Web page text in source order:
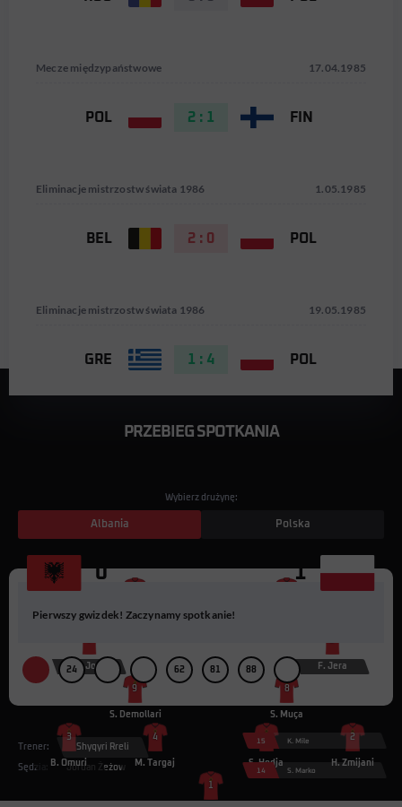
Mecze międzypaństwowe 17.04.1985
POL 2 : 1 FIN
Eliminacje mistrzostw świata 1986 1.05.1985
BEL 2 : 0 POL
Eliminacje mistrzostw świata 1986 19.05.1985
GRE 1 : 4 POL
PRZEBIEG SPOTKANIA
Wybierz drużynę:
Albania Polska
0 1
1
3
B. Omuri
4
M. Targaj
6
S. Hodja
2
H. Zmijani
9
S. Demollari
8
S. Muça
M. Josa F. Jera
A. Kola
Pierwszy gwizdek! Zaczynamy spotkanie!
24 62 81 88
Trener: Shyqyri Rreli
Sędzia: Jordan Żeżow
15 K. Mile
14 S. Marko